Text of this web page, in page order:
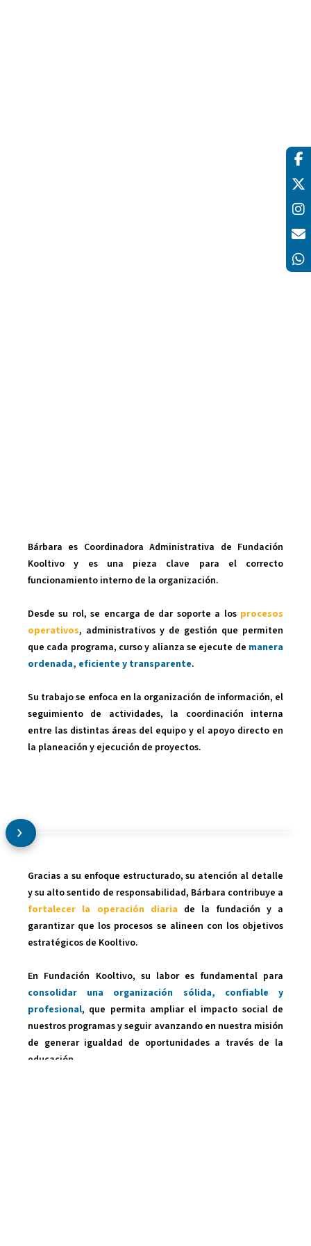
Bárbara es Coordinadora Administrativa de Fundación
Kooltivo y es una pieza clave para el correcto
funcionamiento interno de la organización.
Desde su rol, se encarga de dar soporte a los procesos
operativos, administrativos y de gestión que permiten
que cada programa, curso y alianza se ejecute de manera
ordenada, eficiente y transparente.
Su trabajo se enfoca en la organización de información, el
seguimiento de actividades, la coordinación interna
entre las distintas áreas del equipo y el apoyo directo en
la planeación y ejecución de proyectos.
Gracias a su enfoque estructurado, su atención al detalle
y su alto sentido de responsabilidad, Bárbara contribuye a
fortalecer la operación diaria de la fundación y a
garantizar que los procesos se alineen con los objetivos
estratégicos de Kooltivo.
En Fundación Kooltivo, su labor es fundamental para
consolidar una organización sólida, confiable y
profesional, que permita ampliar el impacto social de
nuestros programas y seguir avanzando en nuestra misión
de generar igualdad de oportunidades a través de la
educación.